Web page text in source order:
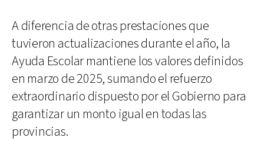
A diferencia de otras prestaciones que
tuvieron actualizaciones durante el año, la
Ayuda Escolar mantiene los valores definidos
en marzo de 2025, sumando el refuerzo
extraordinario dispuesto por el Gobierno para
garantizar un monto igual en todas las
provincias.